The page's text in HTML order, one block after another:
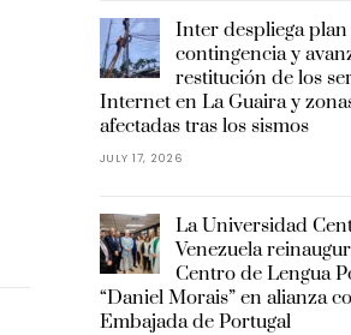
Inter despliega plan
contingencia y
restitución de los
Internet en La Guaira y
afectadas tras los sismos
JULY 17, 2026
La Universidad
Venezuela
Centro de Lengua
“Daniel Morais” en alianza
Embajada de Portugal